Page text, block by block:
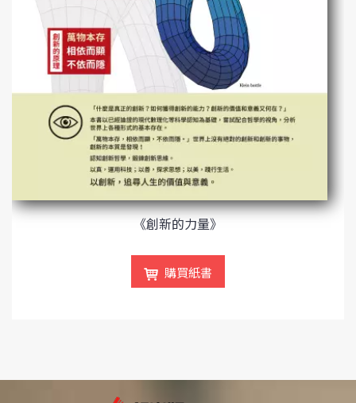
《創新的力量》
購買紙書